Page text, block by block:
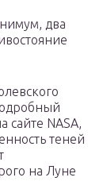
два
сайте NASA,
теней
на Луне